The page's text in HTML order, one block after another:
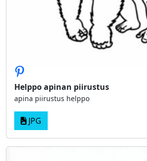
Helppo apinan piirustus
apina piirustus helppo
JPG